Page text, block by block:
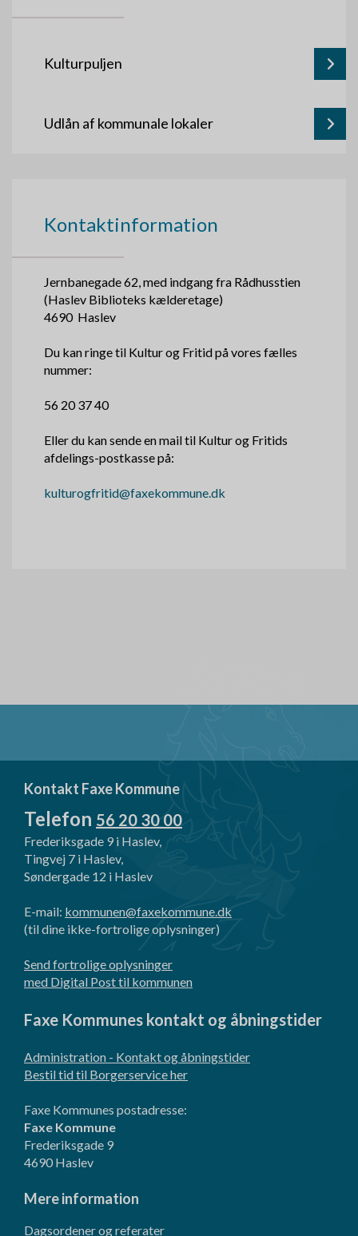
Kulturpuljen
Udlån af kommunale lokaler
Kontaktinformation
Jernbanegade 62, med indgang fra Rådhusstien
(Haslev Biblioteks kælderetage)
4690 Haslev
Du kan ringe til Kultur og Fritid på vores fælles
nummer:
56 20 37 40
Eller du kan sende en mail til Kultur og Fritids
afdelings-postkasse på:
kulturogfritid@faxekommune.dk
Kontakt Faxe Kommune
Telefon 56 20 30 00
Frederiksgade 9 i Haslev,
Tingvej 7 i Haslev,
Søndergade 12 i Haslev
E-mail: kommunen@faxekommune.dk
(til dine ikke-fortrolige oplysninger)
Send fortrolige oplysninger
med Digital Post til kommunen
Faxe Kommunes kontakt og åbningstider
Administration - Kontakt og åbningstider
Bestil tid til Borgerservice her
Faxe Kommunes postadresse:
Faxe Kommune
Frederiksgade 9
4690 Haslev
Mere information
Dagsordener og referater